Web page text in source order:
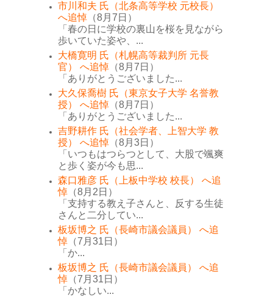
市川和夫 氏（北条高等学校 元校長）
へ追悼 （8月7日）
「春の日に学校の裏山を桜を見ながら
歩いていた姿や、...
大橋寛明 氏（札幌高等裁判所 元長
官） へ追悼 （8月7日）
「ありがとうございました...
大久保喬樹 氏（東京女子大学 名誉教
授） へ追悼 （8月7日）
「ありがとうございました...
吉野耕作 氏（社会学者、上智大学 教
授） へ追悼 （8月3日）
「いつもはつらつとして、大股で颯爽
と歩く姿が今も思...
森口雅彦 氏（上板中学校 校長） へ追
悼 （8月2日）
「支持する教え子さんと、反する生徒
さんと二分してい...
板坂博之 氏（長崎市議会議員） へ追
悼 （7月31日）
「か...
板坂博之 氏（長崎市議会議員） へ追
悼 （7月31日）
「かなしい...